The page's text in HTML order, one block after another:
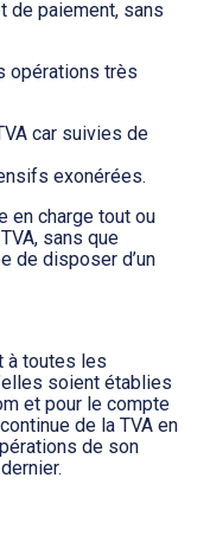
de paiement, sans
opérations très
car suivies de
exonérées.
en charge tout ou
sans que
de disposer d’un
à toutes les
soient établies
et pour le compte
de la TVA en
de son